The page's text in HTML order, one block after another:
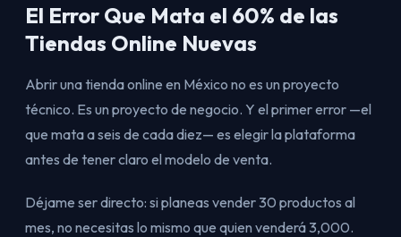
El Error Que Mata el 60% de las
Tiendas Online Nuevas
Abrir una tienda online en México no es un proyecto
técnico. Es un proyecto de negocio. Y el primer error —el
que mata a seis de cada diez— es elegir la plataforma
antes de tener claro el modelo de venta.
Déjame ser directo: si planeas vender 30 productos al
mes, no necesitas lo mismo que quien venderá 3,000.